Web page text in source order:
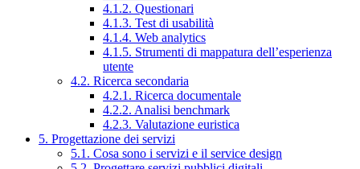
4.1.2. Questionari
4.1.3. Test di usabilità
4.1.4. Web analytics
4.1.5. Strumenti di mappatura dell’esperienza
utente
4.2. Ricerca secondaria
4.2.1. Ricerca documentale
4.2.2. Analisi benchmark
4.2.3. Valutazione euristica
5. Progettazione dei servizi
5.1. Cosa sono i servizi e il service design